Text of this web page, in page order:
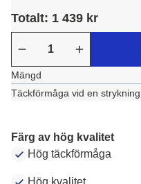
Totalt: 1 439 kr
Mängd
Täckförmåga vid en strykning
Färg av hög kvalitet
Hög täckförmåga